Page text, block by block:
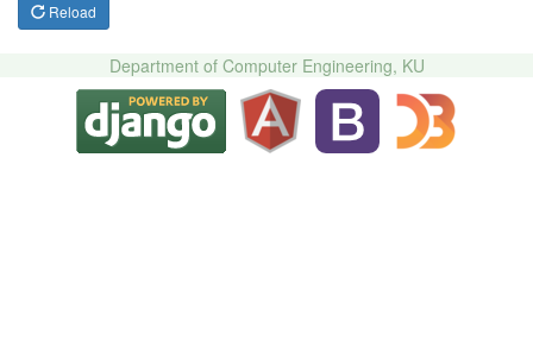
Reload
Department of Computer Engineering, KU